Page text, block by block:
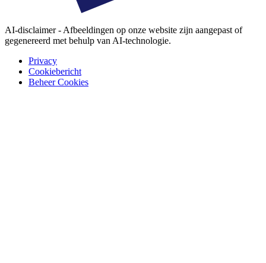
AI-disclaimer - Afbeeldingen op onze website zijn aangepast of
gegenereerd met behulp van AI-technologie.
Privacy
Cookiebericht
Beheer Cookies